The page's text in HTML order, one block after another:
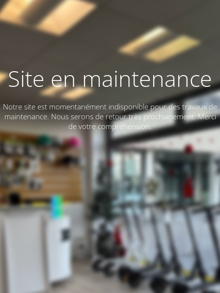
Site en maintenance
Notre site est momentanément indisponible pour des travaux de
maintenance. Nous serons de retour très prochainement. Merci
de votre compréhension.